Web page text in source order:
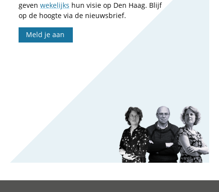
geven wekelijks hun visie op Den Haag. Blijf
op de hoogte via de nieuwsbrief.
Meld je aan